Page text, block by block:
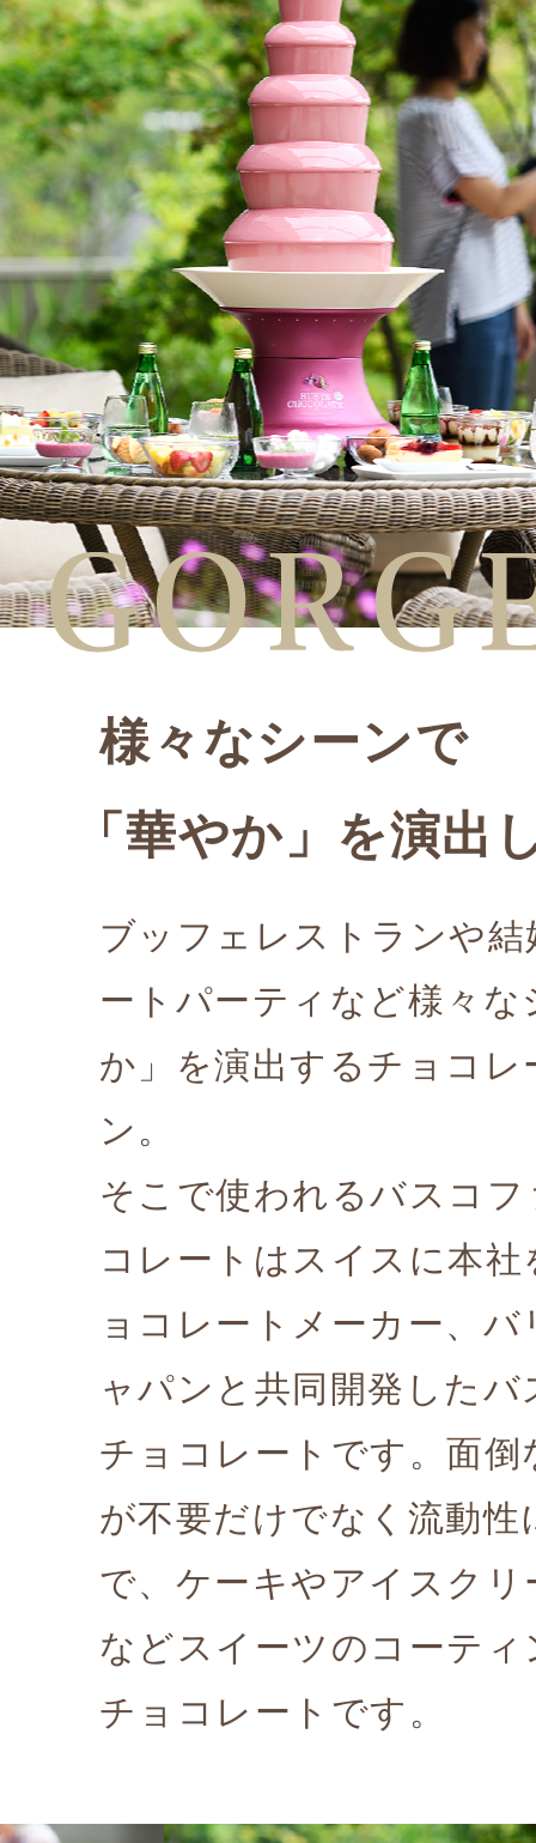
様々なシーンで
「華やか」を演出
ブッフェレストランや
ートパーティなど様々な
か」を演出するチョコ
ン。
そこで使われるバスコ
コレートはスイスに本
ョコレートメーカー、
ャパンと共同開発した
チョコレートです。面
が不要だけでなく流動
で、ケーキやアイスクリ
などスイーツのコーテ
チョコレートです。